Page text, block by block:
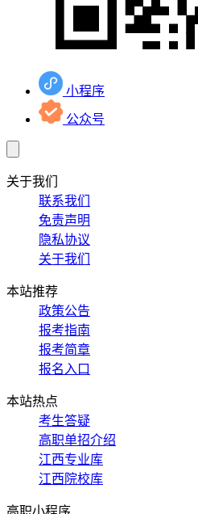
小程序
公众号
关于我们
联系我们
免责声明
隐私协议
关于我们
本站推荐
政策公告
报考指南
报考简章
报名入口
本站热点
考生答疑
高职单招介绍
江西专业库
江西院校库
高职小程序